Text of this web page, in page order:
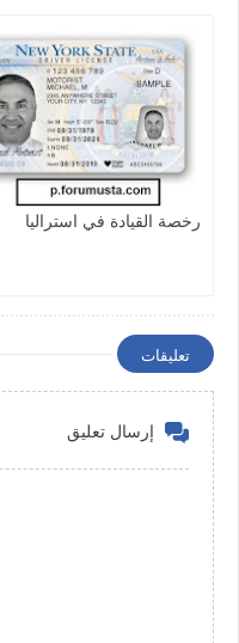
رخصة القيادة في استراليا
تعليقات
إرسال تعليق